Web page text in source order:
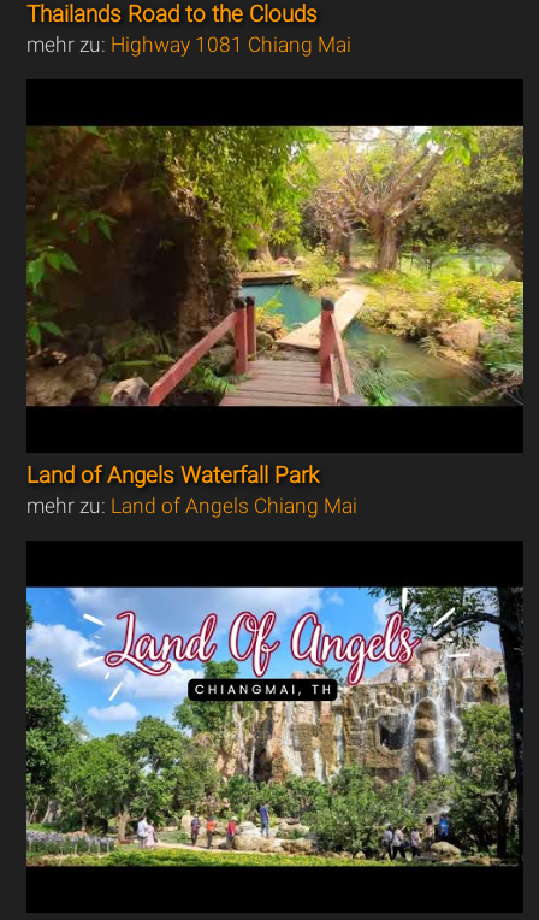
Thailands Road to the Clouds
mehr zu: Highway 1081 Chiang Mai
Land of Angels Waterfall Park
mehr zu: Land of Angels Chiang Mai